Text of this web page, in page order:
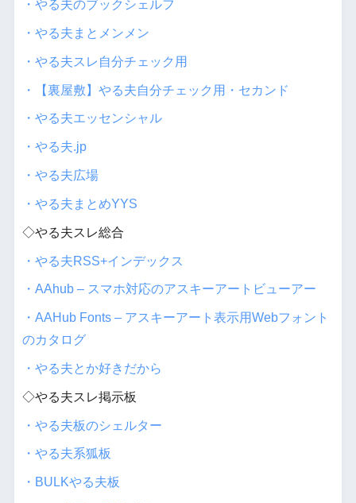
・やる夫のブックシェルフ
・やる夫まとメンメン
・やる夫スレ自分チェック用
・【裏屋敷】やる夫自分チェック用・セカンド
・やる夫エッセンシャル
・やる夫.jp
・やる夫広場
・やる夫まとめYYS
◇やる夫スレ総合
・やる夫RSS+インデックス
・AAhub – スマホ対応のアスキーアートビューアー
・AAHub Fonts – アスキーアート表示用Webフォント
のカタログ
・やる夫とか好きだから
◇やる夫スレ掲示板
・やる夫板のシェルター
・やる夫系狐板
・BULKやる夫板